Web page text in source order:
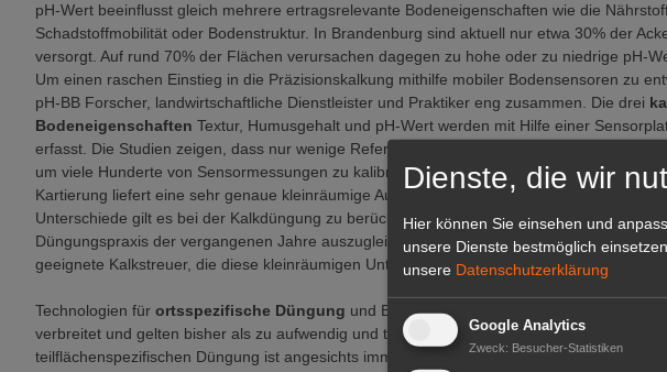
pH-Wert beeinflusst gleich mehrere ertragsrelevante Bodeneigenschaften wie die
Schadstoffmobilität oder Bodenstruktur. In Brandenburg sind aktuell nur etwa 30% der
versorgt. Auf rund 70% der Flächen verursachen dagegen zu hohe oder zu niedrige pH-
Um einen raschen Einstieg in die Präzisionskalkung mithilfe mobiler Bodensensoren zu
pH-BB Forscher, landwirtschaftliche Dienstleister und Praktiker eng zusammen. Die drei
Bodeneigenschaften Textur, Humusgehalt und pH-Wert werden mit Hilfe einer
erfasst. Die Studien zeigen, dass nur wenige Referenzbeprobungen mit Hilfe chemischer
um viele Hunderte von Sensormessungen zu kalibrieren und auf dieser Basis exakte
Kartierung liefert eine sehr genaue kleinräumige Auflösung mit Kacheln von etwa zwei
Unterschiede gilt es bei der Kalkdüngung zu berücksichtigen, auch um die Über- bzw.
Düngungspraxis der vergangenen Jahre auszugleichen“, erklärt Dr. Sebastian Vogel.
geeignete Kalkstreuer, die diese kleinräumigen Unterschiede in der Praxis künftig auch
Technologien für ortsspezifische Düngung und Bodenbearbeitung sind in der
verbreitet und gelten bisher als zu aufwendig und teuer. „Die Notwendigkeit einer
teilflächenspezifischen Düngung ist angesichts immer strengerer gesetzlicher
Dienste, die wir
Hier können Sie einsehen und
unsere Dienste bestmöglich
unsere Datenschutzerklärung
Google Analytics
Zweck: Besucher-Statistiken